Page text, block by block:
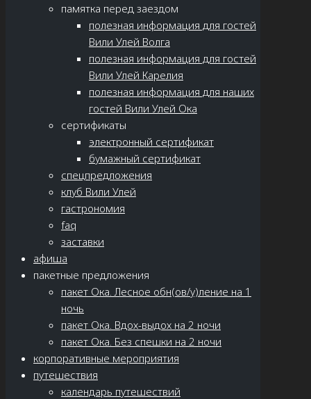
памятка перед заездом
полезная информация для гостей
Вили Улей Волга
полезная информация для гостей
Вили Улей Карелия
полезная информация для наших
гостей Вили Улей Ока
сертификаты
электронный сертификат
бумажный сертификат
спецпредложения
клуб Вили Улей
гастрономия
faq
заставки
афиша
пакетные предложения
пакет Ока. Лесное обн(ов/у)ление на 1
ночь
пакет Ока. Вдох-выдох на 2 ночи
пакет Ока. Без спешки на 2 ночи
корпоративные мероприятия
путешествия
календарь путешествий